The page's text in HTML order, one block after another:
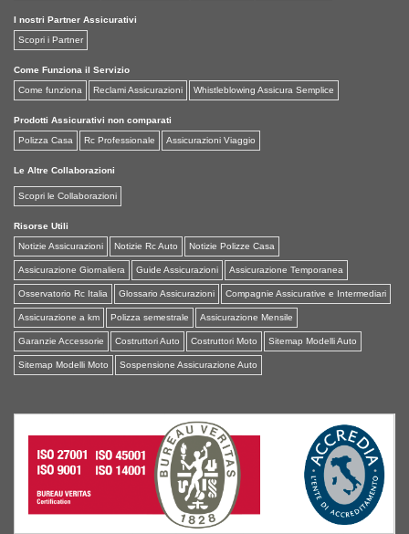
I nostri Partner Assicurativi
Scopri i Partner
Come Funziona il Servizio
Come funziona
Reclami Assicurazioni Whistleblowing Assicura Semplice
Prodotti Assicurativi non comparati
Polizza Casa
Rc Professionale Assicurazioni Viaggio
Le Altre Collaborazioni
Scopri le Collaborazioni
Risorse Utili
Notizie Assicurazioni
Notizie Rc Auto Notizie Polizze Casa
Assicurazione Giornaliera Guide Assicurazioni Assicurazione Temporanea
Osservatorio Rc Italia Glossario Assicurazioni Compagnie Assicurative e Intermediari
Assicurazione a km Polizza semestrale Assicurazione Mensile
Garanzie Accessorie Costruttori Auto Costruttori Moto Sitemap Modelli Auto
Sitemap Modelli Moto Sospensione Assicurazione Auto